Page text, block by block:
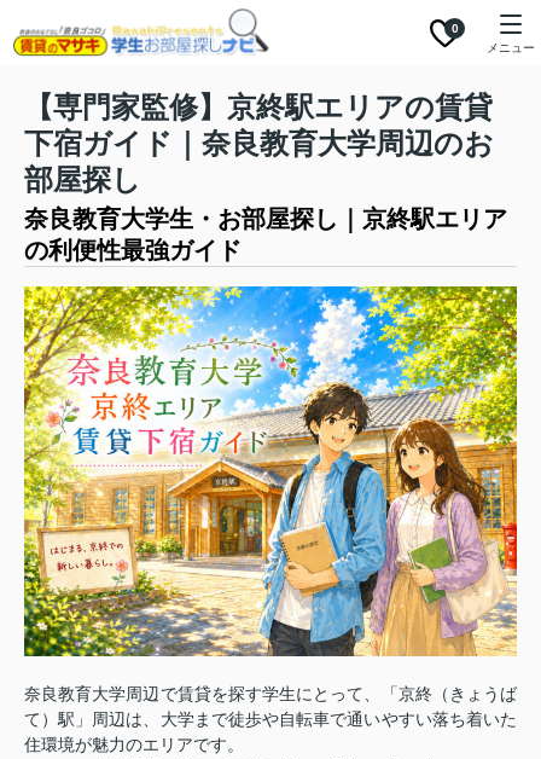
0
メニュー
【専門家監修】京終駅エリアの賃貸
下宿ガイド｜奈良教育大学周辺のお
部屋探し
奈良教育大学生・お部屋探し｜京終駅エリア
の利便性最強ガイド
奈良教育大学周辺で賃貸を探す学生にとって、「京終（きょうば
て）駅」周辺は、大学まで徒歩や自転車で通いやすい落ち着いた
住環境が魅力のエリアです。